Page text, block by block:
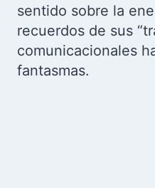
sentido sobre la
recuerdos de sus
comunicacionales
fantasmas.